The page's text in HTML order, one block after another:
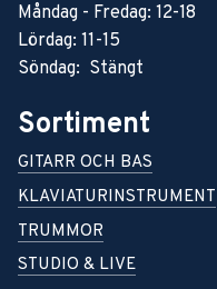
Måndag - Fredag: 12-18
Lördag: 11-15
Söndag: Stängt
Sortiment
GITARR OCH BAS
KLAVIATURINSTRUMENT
TRUMMOR
STUDIO & LIVE